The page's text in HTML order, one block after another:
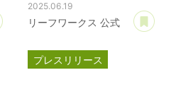
あとで読む
2025.06.19
リーフワークス 公式
プレスリリース